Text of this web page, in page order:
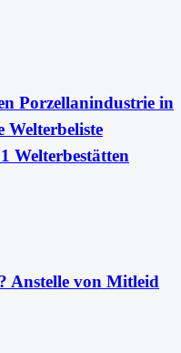
Porzellanindustrie in
Welterbeliste
Welterbestätten
Anstelle von Mitleid